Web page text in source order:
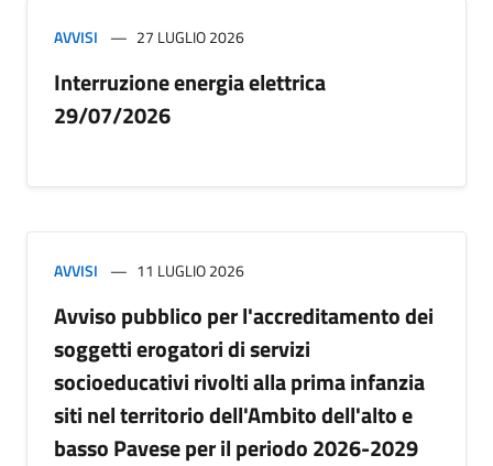
AVVISI 27 LUGLIO 2026
Interruzione energia elettrica
29/07/2026
AVVISI 11 LUGLIO 2026
Avviso pubblico per l'accreditamento dei
soggetti erogatori di servizi
socioeducativi rivolti alla prima infanzia
siti nel territorio dell'Ambito dell'alto e
basso Pavese per il periodo 2026-2029